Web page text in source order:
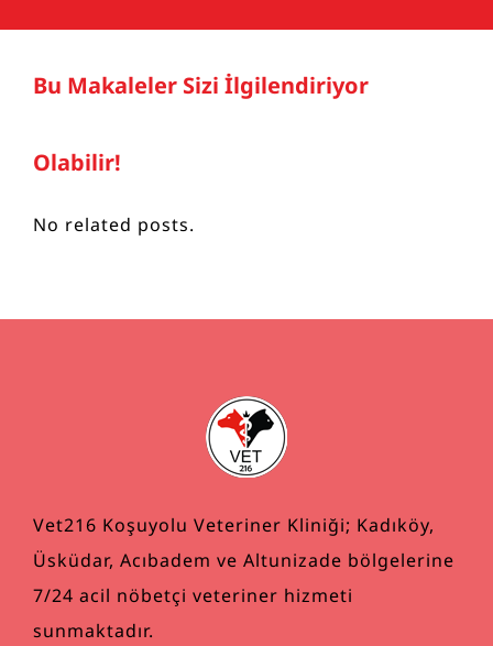
Bu Makaleler Sizi İlgilendiriyor
Olabilir!
No related posts.
Vet216 Koşuyolu Veteriner Kliniği; Kadıköy,
Üsküdar, Acıbadem ve Altunizade bölgelerine
7/24 acil nöbetçi veteriner hizmeti
sunmaktadır.